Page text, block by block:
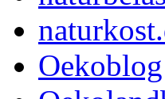
Oekoblog